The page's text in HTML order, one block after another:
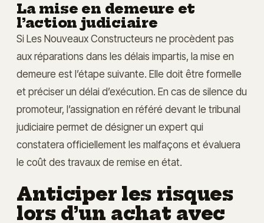
La mise en demeure et
l’action judiciaire
Si Les Nouveaux Constructeurs ne procèdent pas
aux réparations dans les délais impartis, la mise en
demeure est l’étape suivante. Elle doit être formelle
et préciser un délai d’exécution. En cas de silence du
promoteur, l’assignation en référé devant le tribunal
judiciaire permet de désigner un expert qui
constatera officiellement les malfaçons et évaluera
le coût des travaux de remise en état.
Anticiper les risques
lors d’un achat avec